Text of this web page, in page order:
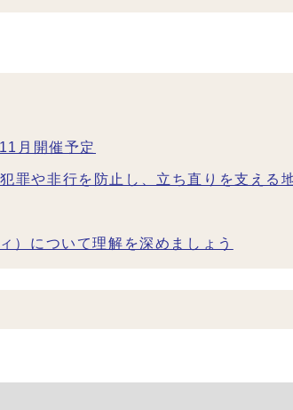
月開催予定
罪や非行を防止し、立ち直りを支える
）について理解を深めましょう